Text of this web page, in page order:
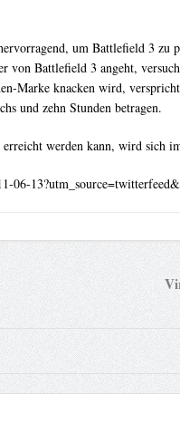
um Battlefield 3 zu
von Battlefield 3 angeht,
knacken wird,
und zehn Stunden betragen.
werden kann, wird sich
06-